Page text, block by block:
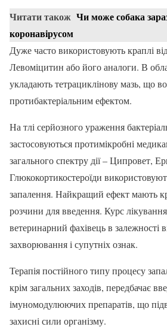
Читати також Чи може собака
коронавірусом
Дуже часто використовують краплі
Левоміцитин або його аналоги. В
укладають тетрациклінову мазь, що
протибактеріальним ефектом.
На тлі серйозного ураження
застосовуються протимікробні
загального спектру дії – Ципровет,
Глюкокортикостероїди
запалення. Найкращий ефект мають
розчини для введення. Курс
ветеринарний фахівець в залежності
захворювання і супутніх ознак.
Терапія постійного типу процесу
крім загальних заходів, передбачає
імуномодулюючих препаратів, що
захисні сили організму.